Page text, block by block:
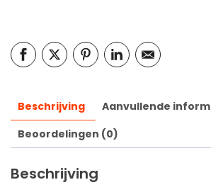
Beschrijving
Aanvullende
Beoordelingen (0)
Beschrijving